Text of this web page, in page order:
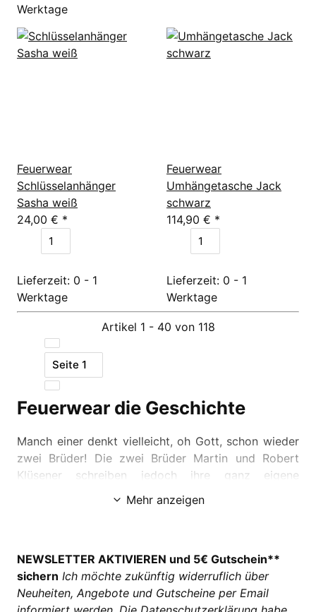
Werktage
Feuerwear
Schlüsselanhänger
Sasha weiß
24,00 € *
Lieferzeit: 0 - 1
Werktage
Feuerwear
Umhängetasche Jack
schwarz
114,90 € *
Lieferzeit: 0 - 1
Werktage
Artikel 1 - 40 von 118
Seite 1
Feuerwear die Geschichte
Manch einer denkt vielleicht, oh Gott, schon wieder
zwei Brüder! Die zwei Brüder Martin und Robert
Klüsener schreiben jedoch ihre ganz eigene
Taschenlabels. Alles begann spätestens im Jahr
einer Feuerwache entdeckte er ausgemusterte
Schläuche und entwickelte ein Design für raffinierte
Taschenmodelle. Eine Idee, die gegriffen hat und aus
Mehr anzeigen
NEWSLETTER AKTIVIEREN und 5€ Gutschein**
sichern Ich möchte zukünftig widerruflich über
Neuheiten, Angebote und Gutscheine per Email